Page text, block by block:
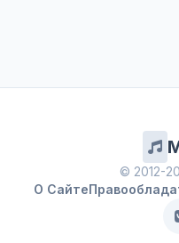
© 2012-
О Сайте